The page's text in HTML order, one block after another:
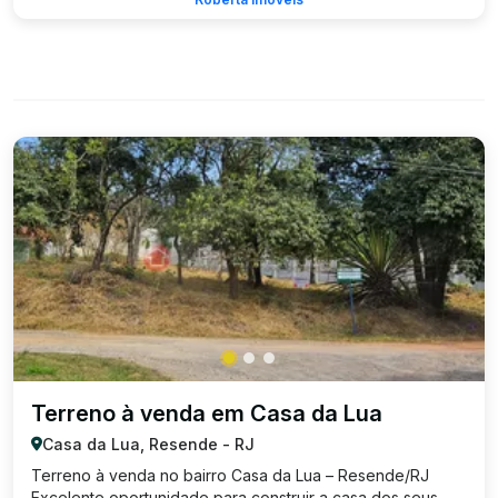
Terreno à venda em Casa da Lua
Casa da Lua, Resende - RJ
Terreno à venda no bairro Casa da Lua – Resende/RJ